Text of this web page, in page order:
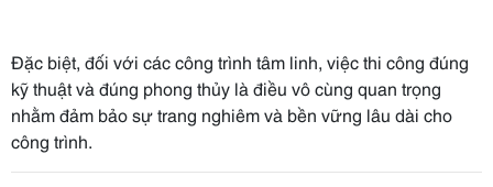
Đặc biệt, đối với các công trình tâm linh, việc thi công đúng
kỹ thuật và đúng phong thủy là điều vô cùng quan trọng
nhằm đảm bảo sự trang nghiêm và bền vững lâu dài cho
công trình.